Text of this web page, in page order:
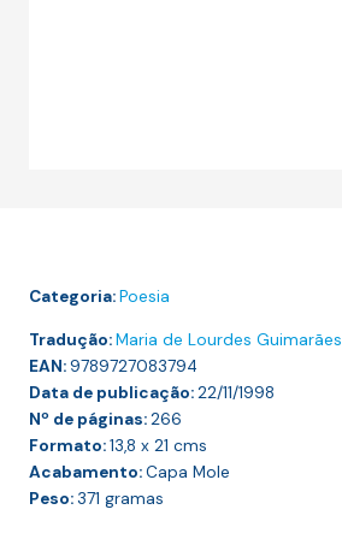
Categoria:Poesia
Tradução:Maria de Lourdes Guimarães
EAN:9789727083794
Data de publicação:22/11/1998
Nº de páginas:266
Formato:13,8 x 21 cms
Acabamento:Capa Mole
Peso:371 gramas